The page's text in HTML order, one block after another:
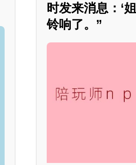
时发来消息：‘
铃响了。”